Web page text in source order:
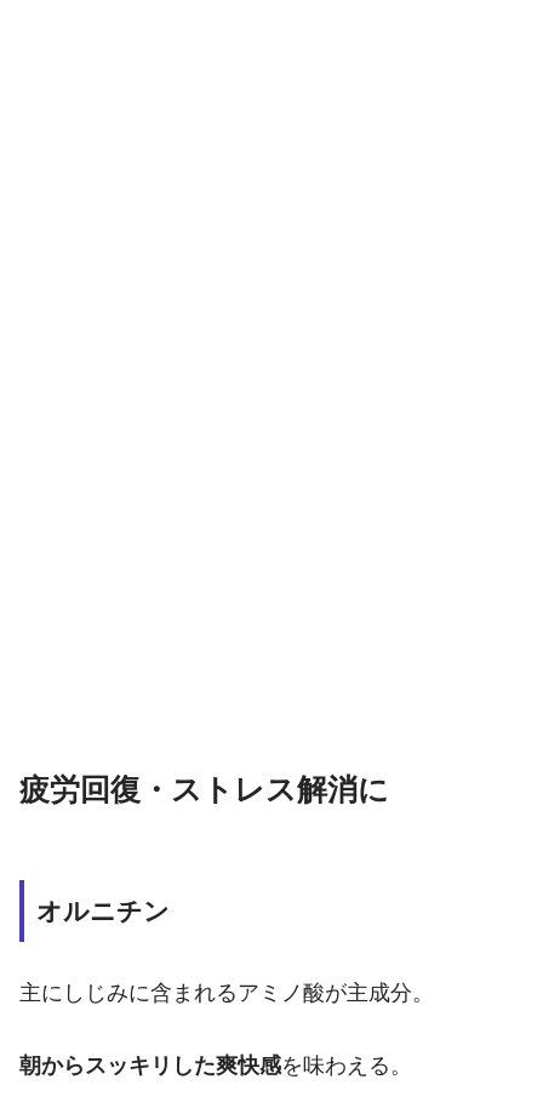
疲労回復・ストレス解消に
オルニチン
主にしじみに含まれるアミノ酸が主成分。
朝からスッキリした爽快感を味わえる。